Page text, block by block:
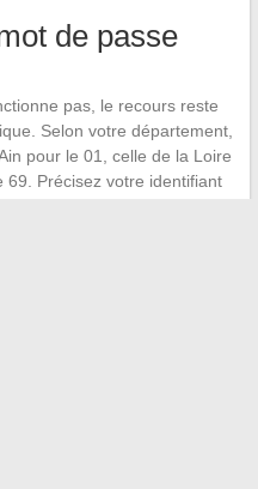
de passe
pas, le recours reste
Selon votre département,
pour le 01, celle de la Loire
69. Précisez votre identifiant